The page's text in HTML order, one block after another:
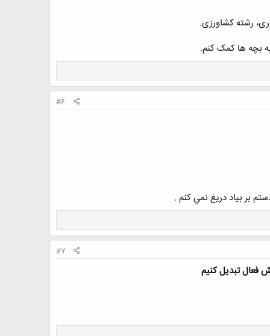
رشته کشاورزی.
بچه ها کمک کنم.
#6
بر بياد دريغ نمي كنم .
#7
فعال تبدیل کنیم